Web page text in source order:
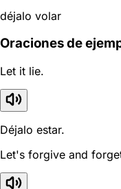
déjalo volar
Oraciones de
Let it lie.
Déjalo estar.
Let's forgive and